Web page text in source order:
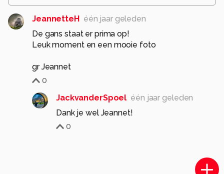
JeannetteH één jaar geleden
De gans staat er prima op!
Leuk moment en een mooie foto
gr Jeannet
0
JackvanderSpoel één jaar geleden
Dank je wel Jeannet!
0